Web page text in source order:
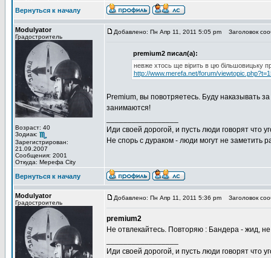
Вернуться к началу
Modulyator
Градостроитель
Возраст: 40
Зодиак:
Зарегистрирован:
21.09.2007
Сообщения: 2001
Откуда: Мерефа City
Добавлено: Пн Апр 11, 2011 5:05 pm Заголовок
premium2 писал(а):
невже хтось ще вірить в цю більшовицьку
http://www.merefa.net/forum/
Premium, вы повотряетесь. Буду наказывать
занимаются!
Иди своей дорогой, и пусть люди говорят что
Не спорь с дураком - люди могут не
Вернуться к началу
Modulyator
Градостроитель
Добавлено: Пн Апр 11, 2011 5:36 pm Заголовок
premium2
Не отвлекайтесь. Повторяю : Бандера - жид,
Иди своей дорогой, и пусть люди говорят что